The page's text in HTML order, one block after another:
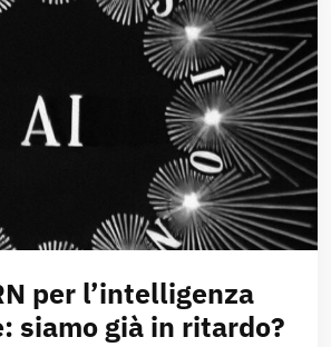
per l’intelligenza
siamo già in ritardo?